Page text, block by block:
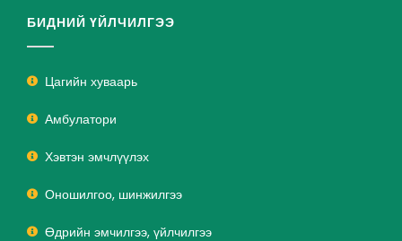
БИДНИЙ ҮЙЛЧИЛГЭЭ
Цагийн хуваарь
Амбулатори
Хэвтэн эмчлүүлэх
Оношилгоо, шинжилгээ
Өдрийн эмчилгээ, үйлчилгээ